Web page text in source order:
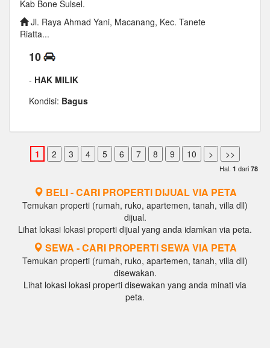
Kab Bone Sulsel.
Jl. Raya Ahmad Yani, Macanang, Kec. Tanete
Riatta...
10
- HAK MILIK
Kondisi: Bagus
Hal. 1 dari 78
BELI - CARI PROPERTI DIJUAL VIA PETA
Temukan properti (rumah, ruko, apartemen, tanah, villa dll)
dijual.
Lihat lokasi lokasi properti dijual yang anda idamkan via peta.
SEWA - CARI PROPERTI SEWA VIA PETA
Temukan properti (rumah, ruko, apartemen, tanah, villa dll)
disewakan.
Lihat lokasi lokasi properti disewakan yang anda minati via
peta.